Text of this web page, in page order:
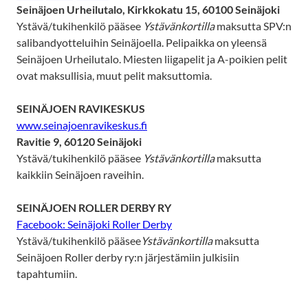
Seinäjoen Urheilutalo, Kirkkokatu 15, 60100 Seinäjoki
Ystävä/tukihenkilö pääsee Ystävänkortillamaksutta SPV:n
salibandyotteluihin Seinäjoella. Pelipaikka on yleensä
Seinäjoen Urheilutalo. Miesten liigapelit ja A-poikien pelit
ovat maksullisia, muut pelit maksuttomia.
SEINÄJOEN RAVIKESKUS
www.seinajoenravikeskus.fi
Ravitie 9, 60120 Seinäjoki
Ystävä/tukihenkilö pääsee Ystävänkortillamaksutta
kaikkiin Seinäjoen raveihin.
SEINÄJOEN ROLLER DERBY RY
Facebook: Seinäjoki Roller Derby
Ystävä/tukihenkilö pääseeYstävänkortillamaksutta
Seinäjoen Roller derby ry:n järjestämiin julkisiin
tapahtumiin.